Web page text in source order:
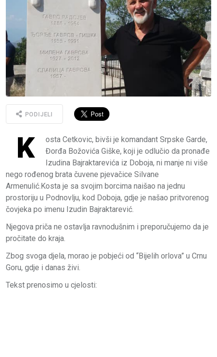
PODIJELI
K
osta Cetkovic, bivši je komandant Srpske Garde,
Đorđa Božovića Giške, koji je odlučio da pronađe
Izudina Bajraktarevića iz Doboja, ni manje ni više
nego rođenog brata čuvene pjevačice Silvane
Armenulić.Kosta je sa svojim borcima naišao na jednu
prostoriju u Podnovlju, kod Doboja, gdje je našao pritvorenog
čovjeka po imenu Izudin Bajraktarević.
Njegova priča ne ostavlja ravnodušnim i preporučujemo da je
pročitate do kraja.
Zbog svoga djela, morao je pobjeći od “Bijelih orlova” u Crnu
Goru, gdje i danas živi.
Tekst prenosimo u cjelosti: